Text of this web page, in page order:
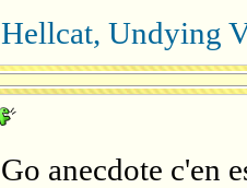
Hellcat, Undying
Go anecdote c'en